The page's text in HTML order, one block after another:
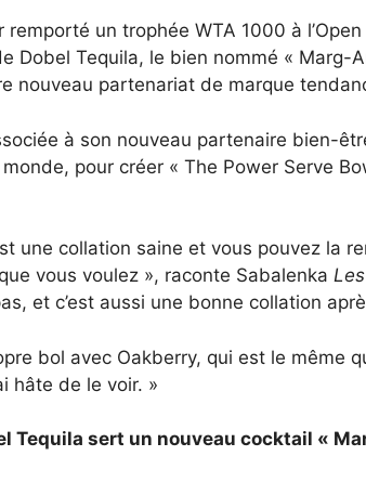
remporté un trophée WTA 1000 à
Dobel Tequila, le bien nommé « Marg-
nouveau partenariat de marque
à son nouveau partenaire bien-
monde, pour créer « The Power Serve
une collation saine et vous pouvez
vous voulez », raconte Sabalenka
et c’est aussi une bonne collation
bol avec Oakberry, qui est le même
hâte de le voir. »
Tequila sert un nouveau cocktail «